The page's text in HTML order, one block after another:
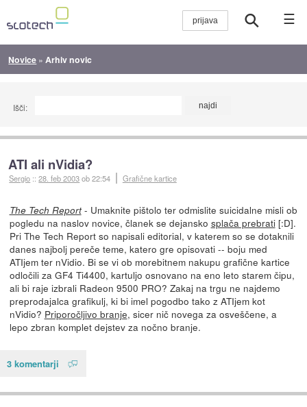
☰
Novice » Arhiv novic
Išči:
ATI ali nVidia?
Sergio ::28. feb 2003ob 22:54 Grafične kartice
The Tech Report- Umaknite pištolo ter odmislite suicidalne misli ob
pogledu na naslov novice, članek se dejansko splača prebrati[:D].
Pri The Tech Report so napisali editorial, v katerem so se dotaknili
danes najbolj pereče teme, katero gre opisovati -- boju med
ATIjem ter nVidio. Bi se vi ob morebitnem nakupu grafične kartice
odločili za GF4 Ti4400, kartuljo osnovano na eno leto starem čipu,
ali bi raje izbrali Radeon 9500 PRO? Zakaj na trgu ne najdemo
preprodajalca grafikulj, ki bi imel pogodbo tako z ATIjem kot
nVidio? Priporočljivo branje, sicer nič novega za osveščene, a
lepo zbran komplet dejstev za nočno branje.
3 komentarji